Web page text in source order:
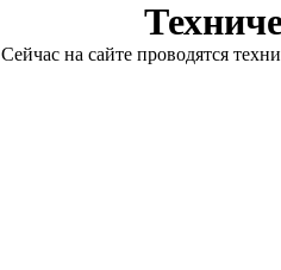
Сейчас на сайте проводятся